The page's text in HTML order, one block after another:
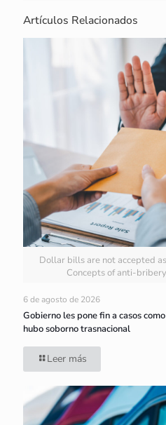
Artículos Relacionados
Dollar bills are not accepted
Concepts of anti-
6 de agosto de 2026
Gobierno les pone fin a casos
hubo soborno trasnacional
Leer más